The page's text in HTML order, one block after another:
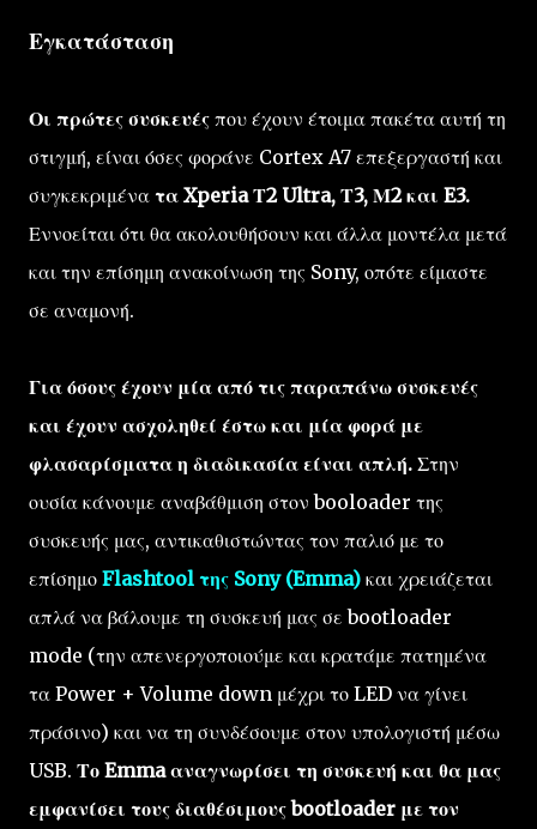
Εγκατάσταση
Οι πρώτες συσκευές που έχουν έτοιμα πακέτα αυτή τη
στιγμή, είναι όσες φοράνε Cortex A7 επεξεργαστή και
συγκεκριμένα τα Xperia Τ2 Ultra, Τ3, Μ2 και E3.
Εννοείται ότι θα ακολουθήσουν και άλλα μοντέλα μετά
και την επίσημη ανακοίνωση της Sony, οπότε είμαστε
σε αναμονή.
Για όσους έχουν μία από τις παραπάνω συσκευές
και έχουν ασχοληθεί έστω και μία φορά με
φλασαρίσματα η διαδικασία είναι απλή. Στην
ουσία κάνουμε αναβάθμιση στον booloader της
συσκευής μας, αντικαθιστώντας τον παλιό με το
επίσημο Flashtool της Sony (Emma) και χρειάζεται
απλά να βάλουμε τη συσκευή μας σε bootloader
mode (την απενεργοποιούμε και κρατάμε πατημένα
τα Power + Volume down μέχρι το LED να γίνει
πράσινο) και να τη συνδέσουμε στον υπολογιστή μέσω
USB. Το Emma αναγνωρίσει τη συσκευή και θα μας
εμφανίσει τους διαθέσιμους bootloader με τον